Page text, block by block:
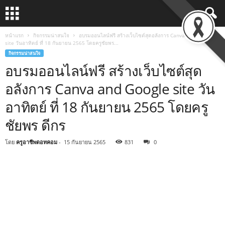
หน้าแรก กิจกรรมน่าสนใจ
อบรมออนไลน์ฟรี สร้างเว็บไซต์สุดอลังการ Canva and Google
site วันอาทิตย์ ที่ 18 กันยายน 2565 โดยครูชัยพร...
กิจกรรมน่าสนใจ
อบรมออนไลน์ฟรี สร้างเว็บไซต์สุด
อลังการ Canva and Google site วัน
อาทิตย์ ที่ 18 กันยายน 2565 โดยครู
ชัยพร ดีกร
โดย ครูอาชีพดอทคอม - 15 กันยายน 2565 831 0